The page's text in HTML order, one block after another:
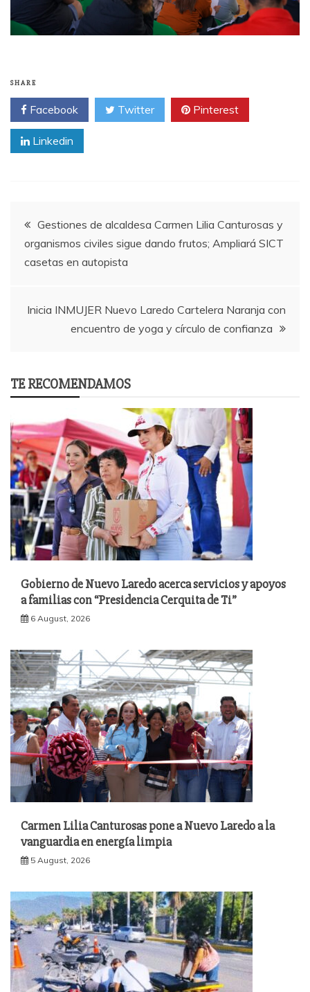
SHARE
Facebook Twitter Pinterest
Linkedin
Post
navigation
Gestiones de alcaldesa Carmen Lilia Canturosas y
organismos civiles sigue dando frutos; Ampliará SICT
casetas en autopista
Inicia INMUJER Nuevo Laredo Cartelera Naranja con
encuentro de yoga y círculo de confianza
TE RECOMENDAMOS
Gobierno de Nuevo Laredo acerca servicios y apoyos
a familias con “Presidencia Cerquita de Ti”
6 August, 2026
Carmen Lilia Canturosas pone a Nuevo Laredo a la
vanguardia en energía limpia
5 August, 2026